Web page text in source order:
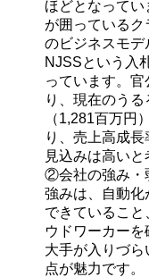
ほどとなって
が囲っている
のビジネスモデ
NJSSという入
っています。
り、現在のう
（1,281百万円
り、売上高成
見込みは高いと
②会社の強み・
強みは、自動化
できているこ
ウドワーカーを
大手が入りづ
点が魅力です。